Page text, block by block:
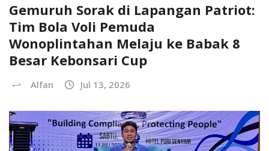
Gemuruh Sorak di Lapangan Patriot:
Tim Bola Voli Pemuda
Wonoplintahan Melaju ke Babak 8
Besar Kebonsari Cup
Alfan Jul 13, 2026